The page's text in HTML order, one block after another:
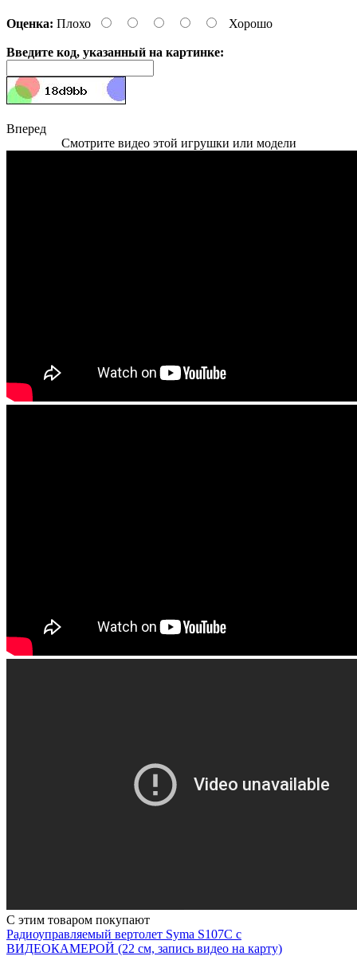
Оценка: Плохо Хорошо
Введите код, указанный на картинке:
Вперед
Смотрите видео этой игрушки или модели
С этим товаром покупают
Радиоуправляемый вертолет Syma S107C с
ВИДЕОКАМЕРОЙ (22 см, запись видео на карту)